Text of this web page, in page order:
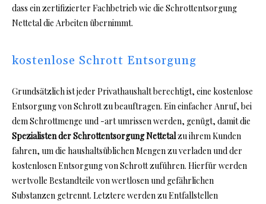
dass ein zertifizierter Fachbetrieb wie die Schrottentsorgung
Nettetal die Arbeiten übernimmt.
kostenlose Schrott Entsorgung
Grundsätzlich ist jeder Privathaushalt berechtigt, eine kostenlose
Entsorgung von Schrott zu beauftragen. Ein einfacher Anruf, bei
dem Schrottmenge und -art umrissen werden, genügt, damit die
Spezialisten der Schrottentsorgung Nettetalzu ihrem Kunden
fahren, um die haushaltsüblichen Mengen zu verladen und der
kostenlosen Entsorgung von Schrott zuführen. Hierfür werden
wertvolle Bestandteile von wertlosen und gefährlichen
Substanzen getrennt. Letztere werden zu Entfallstellen